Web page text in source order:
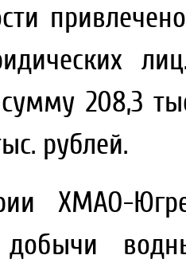
208,3
рублей.
ХМАО-
добычи